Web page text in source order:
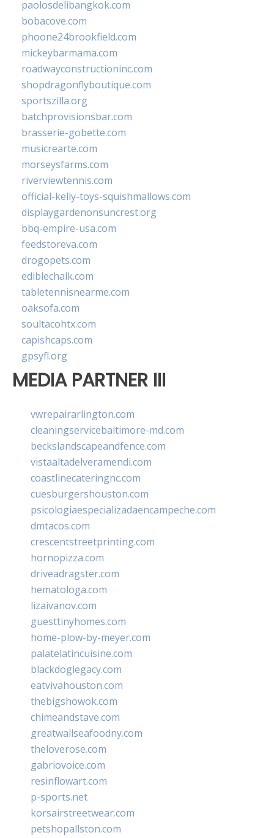
paolosdelibangkok.com
bobacove.com
phoone24brookfield.com
mickeybarmama.com
roadwayconstructioninc.com
shopdragonflyboutique.com
sportszilla.org
batchprovisionsbar.com
brasserie-gobette.com
musicrearte.com
morseysfarms.com
riverviewtennis.com
official-kelly-toys-squishmallows.com
displaygardenonsuncrest.org
bbq-empire-usa.com
feedstoreva.com
drogopets.com
ediblechalk.com
tabletennisnearme.com
oaksofa.com
soultacohtx.com
capishcaps.com
gpsyfl.org
MEDIA PARTNER III
vwrepairarlington.com
cleaningservicebaltimore-md.com
beckslandscapeandfence.com
vistaaltadelveramendi.com
coastlinecateringnc.com
cuesburgershouston.com
psicologiaespecializadaencampeche.com
dmtacos.com
crescentstreetprinting.com
hornopizza.com
driveadragster.com
hematologa.com
lizaivanov.com
guesttinyhomes.com
home-plow-by-meyer.com
palatelatincuisine.com
blackdoglegacy.com
eatvivahouston.com
thebigshowok.com
chimeandstave.com
greatwallseafoodny.com
theloverose.com
gabriovoice.com
resinflowart.com
p-sports.net
korsairstreetwear.com
petshopallston.com